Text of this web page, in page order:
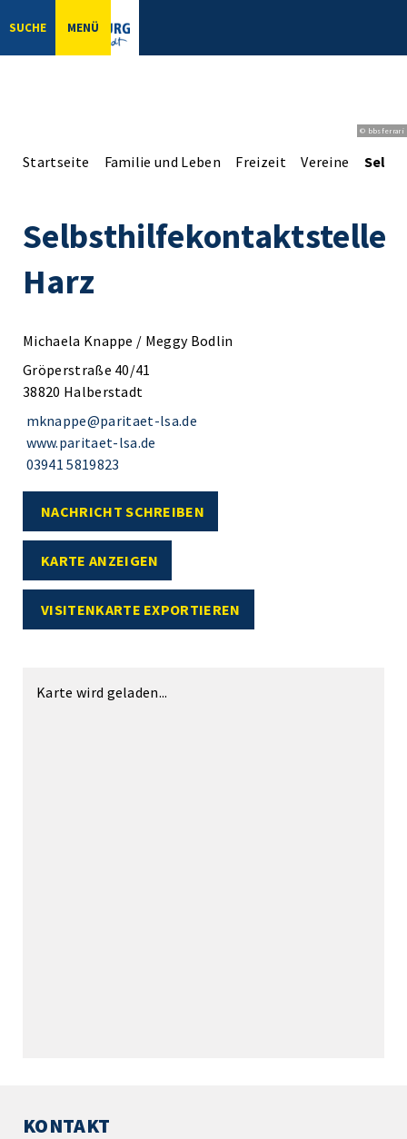
SUCHE MENÜ
© bbsferrari
Startseite Familie und Leben Freizeit Vereine
Selbsthilfekontaktstelle
Harz
Michaela Knappe / Meggy Bodlin
Gröperstraße 40/41
38820 Halberstadt
mknappe@paritaet-lsa.de
www.paritaet-lsa.de
03941 5819823
NACHRICHT SCHREIBEN
KARTE ANZEIGEN
VISITENKARTE EXPORTIEREN
Karte wird geladen...
KONTAKT